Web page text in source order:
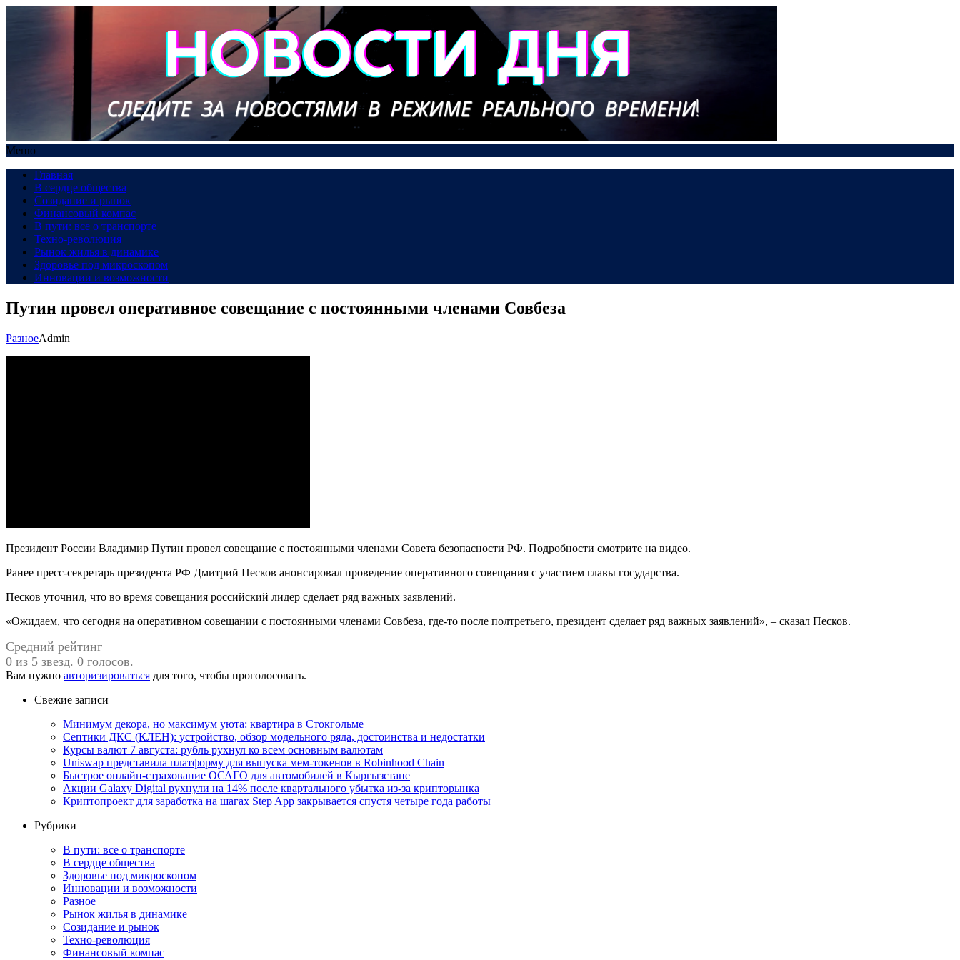
Меню
Главная
В сердце общества
Созидание и рынок
Финансовый компас
В пути: все о транспорте
Техно-революция
Рынок жилья в динамике
Здоровье под микроскопом
Инновации и возможности
Путин провел оперативное совещание с постоянными членами Совбеза
РазноеAdmin
Президент России Владимир Путин провел совещание с постоянными членами Совета безопасности РФ. Подробности смотрите на видео.
Ранее пресс-секретарь президента РФ Дмитрий Песков анонсировал проведение оперативного совещания с участием главы государства.
Песков уточнил, что во время совещания российский лидер сделает ряд важных заявлений.
«Ожидаем, что сегодня на оперативном совещании с постоянными членами Совбеза, где-то после полтретьего, президент сделает ряд важных заявлений», – сказал Песков.
Средний рейтинг
0 из 5 звезд. 0 голосов.
Вам нужно авторизироваться для того, чтобы проголосовать.
Свежие записи
Минимум декора, но максимум уюта: квартира в Стокгольме
Септики ДКС (КЛЕН): устройство, обзор модельного ряда, достоинства и недостатки
Курсы валют 7 августа: рубль рухнул ко всем основным валютам
Uniswap представила платформу для выпуска мем-токенов в Robinhood Chain
Быстрое онлайн-страхование ОСАГО для автомобилей в Кыргызстане
Акции Galaxy Digital рухнули на 14% после квартального убытка из-за крипторынка
Криптопроект для заработка на шагах Step App закрывается спустя четыре года работы
Рубрики
В пути: все о транспорте
В сердце общества
Здоровье под микроскопом
Инновации и возможности
Разное
Рынок жилья в динамике
Созидание и рынок
Техно-революция
Финансовый компас